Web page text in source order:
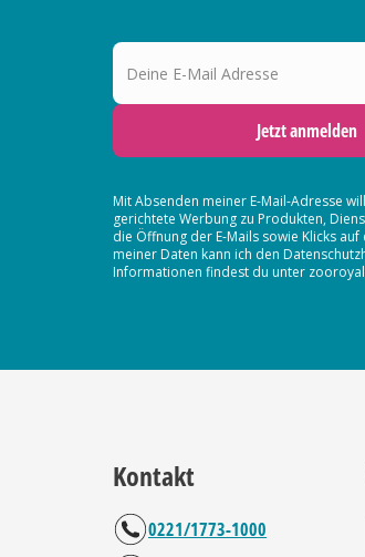
Deine E-Mail Adresse
Jetzt anmelden
Mit Absenden meiner E-Mail-Adresse
gerichtete Werbung zu Produkten,
die Öffnung der E-Mails sowie Klicks
meiner Daten kann ich den
Informationen findest du unter
Kontakt
0221/1773-1000